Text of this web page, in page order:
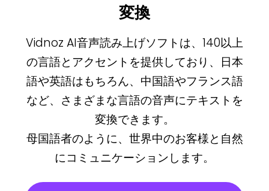
変換
Vidnoz AI音声読み上げソフトは、140以上
の言語とアクセントを提供しており、日本
語や英語はもちろん、中国語やフランス語
など、さまざまな言語の音声にテキストを
変換できます。
母国語者のように、世界中のお客様と自然
にコミュニケーションします。